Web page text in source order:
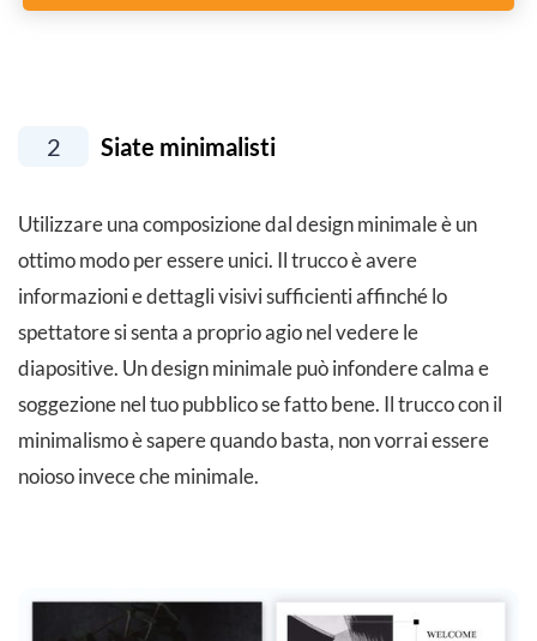
2 Siate minimalisti
Utilizzare una composizione dal design minimale è un
ottimo modo per essere unici. Il trucco è avere
informazioni e dettagli visivi sufficienti affinché lo
spettatore si senta a proprio agio nel vedere le
diapositive. Un design minimale può infondere calma e
soggezione nel tuo pubblico se fatto bene. Il trucco con il
minimalismo è sapere quando basta, non vorrai essere
noioso invece che minimale.